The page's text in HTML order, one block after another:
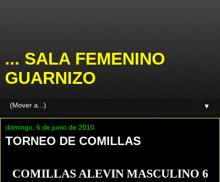
... SALA FEMENINO
GUARNIZO
▼
domingo, 6 de junio de 2010
TORNEO DE COMILLAS
COMILLAS ALEVIN MASCULINO 6